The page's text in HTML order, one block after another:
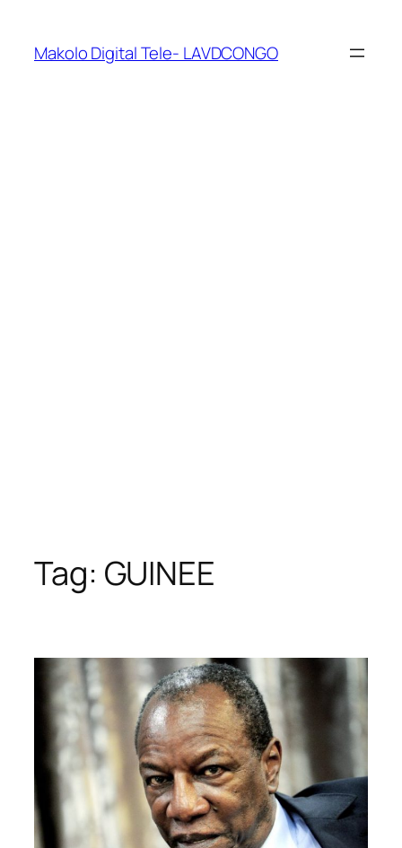
Makolo Digital Tele- LAVDCONGO
Tag: GUINEE